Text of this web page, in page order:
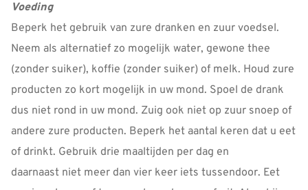
Voeding
Beperk het gebruik van zure dranken en zuur voedsel.
Neem als alternatief zo mogelijk water, gewone thee
(zonder suiker), koffie (zonder suiker) of melk. Houd zure
producten zo kort mogelijk in uw mond. Spoel de drank
dus niet rond in uw mond. Zuig ook niet op zuur snoep of
andere zure producten. Beperk het aantal keren dat u eet
of drinkt. Gebruik drie maaltijden per dag en
daarnaast niet meer dan vier keer iets tussendoor. Eet